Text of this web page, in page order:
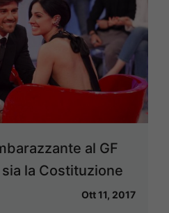
al GF
la Costituzione
Ott 11, 2017